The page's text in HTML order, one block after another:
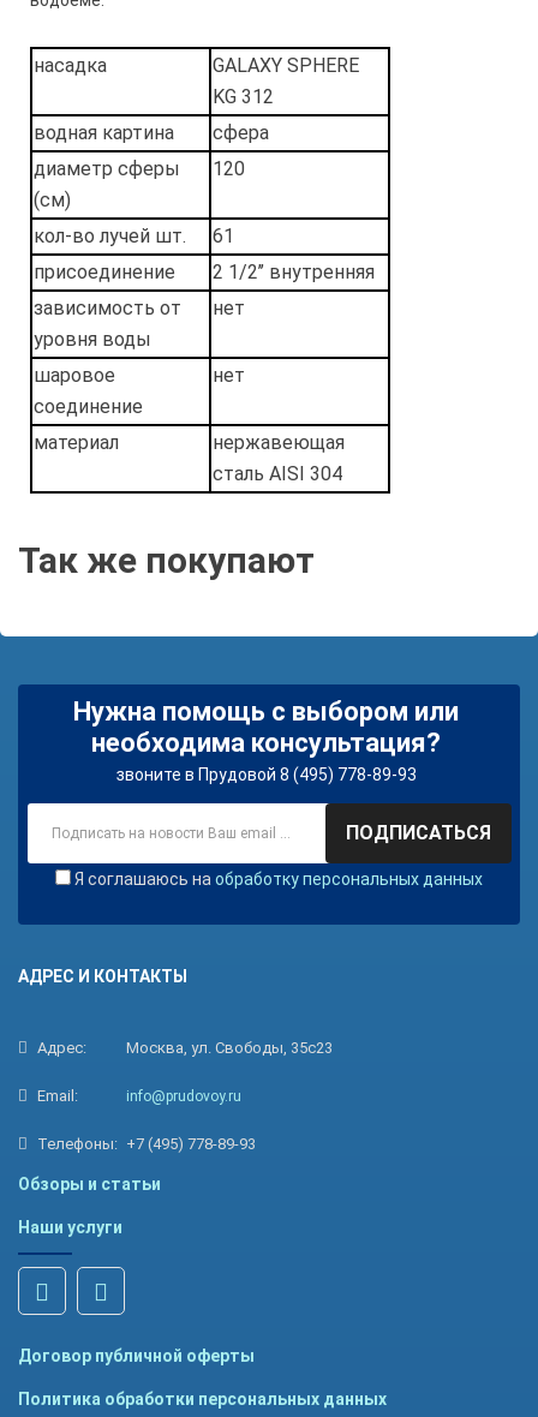
насадка
GALAXY SPHERE
KG 312
водная картина
сфера
диаметр сферы
(см)
120
кол-во лучей шт.
61
присоединение
2 1/2’’ внутренняя
зависимость от
уровня воды
нет
шаровое
соединение
нет
материал
нержавеющая
сталь AISI 304
Так же покупают
Нужна помощь с выбором или
необходима консультация?
звоните в Прудовой 8 (495) 778-89-93
ПОДПИСАТЬСЯ
Я соглашаюсь на обработку персональных данных
АДРЕС И КОНТАКТЫ
Адрес: Москва, ул. Свободы, 35с23
Email: info@prudovoy.ru
Телефоны: +7 (495) 778-89-93
Обзоры и статьи
Наши услуги
Договор публичной оферты
Политика обработки персональных данных